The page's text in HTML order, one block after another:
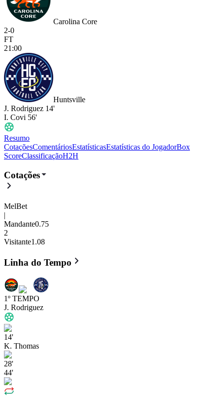
Carolina Core
2-0
FT
21:00
Huntsville
J. Rodriguez 14'
I. Covi 56'
Resumo
CotaçõesComentáriosEstatísticasEstatísticas do JogadorBox
ScoreClassificaçãoH2H
Carolina Core
Cotações
MelBet
|
Mandante0.75
2
Visitante1.08
Linha do Tempo
1º TEMPO
J. Rodriguez
14'
K. Thomas
28'
44'